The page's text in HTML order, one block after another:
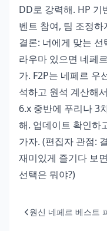
DD로 강력해. HP 기
벤트 참여, 팀 조정하
결론: 너에게 맞는
라우마 있으면 네페
가. F2P는 네페르 우
석하고 원석 계산해
6.x 중반에 푸리나 3
해. 업데이트 확인하
가자. (편집자 관점:
재미있게 즐기다 보
선택은 뭐야?)
원신 네페르 베스트